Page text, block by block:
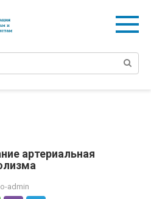
артериальная
o-admin